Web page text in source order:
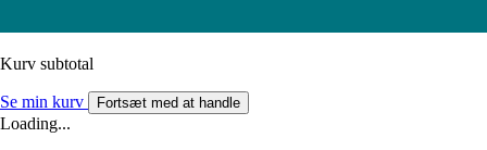
Kurv subtotal
Se min kurv Fortsæt med at handle
Loading...